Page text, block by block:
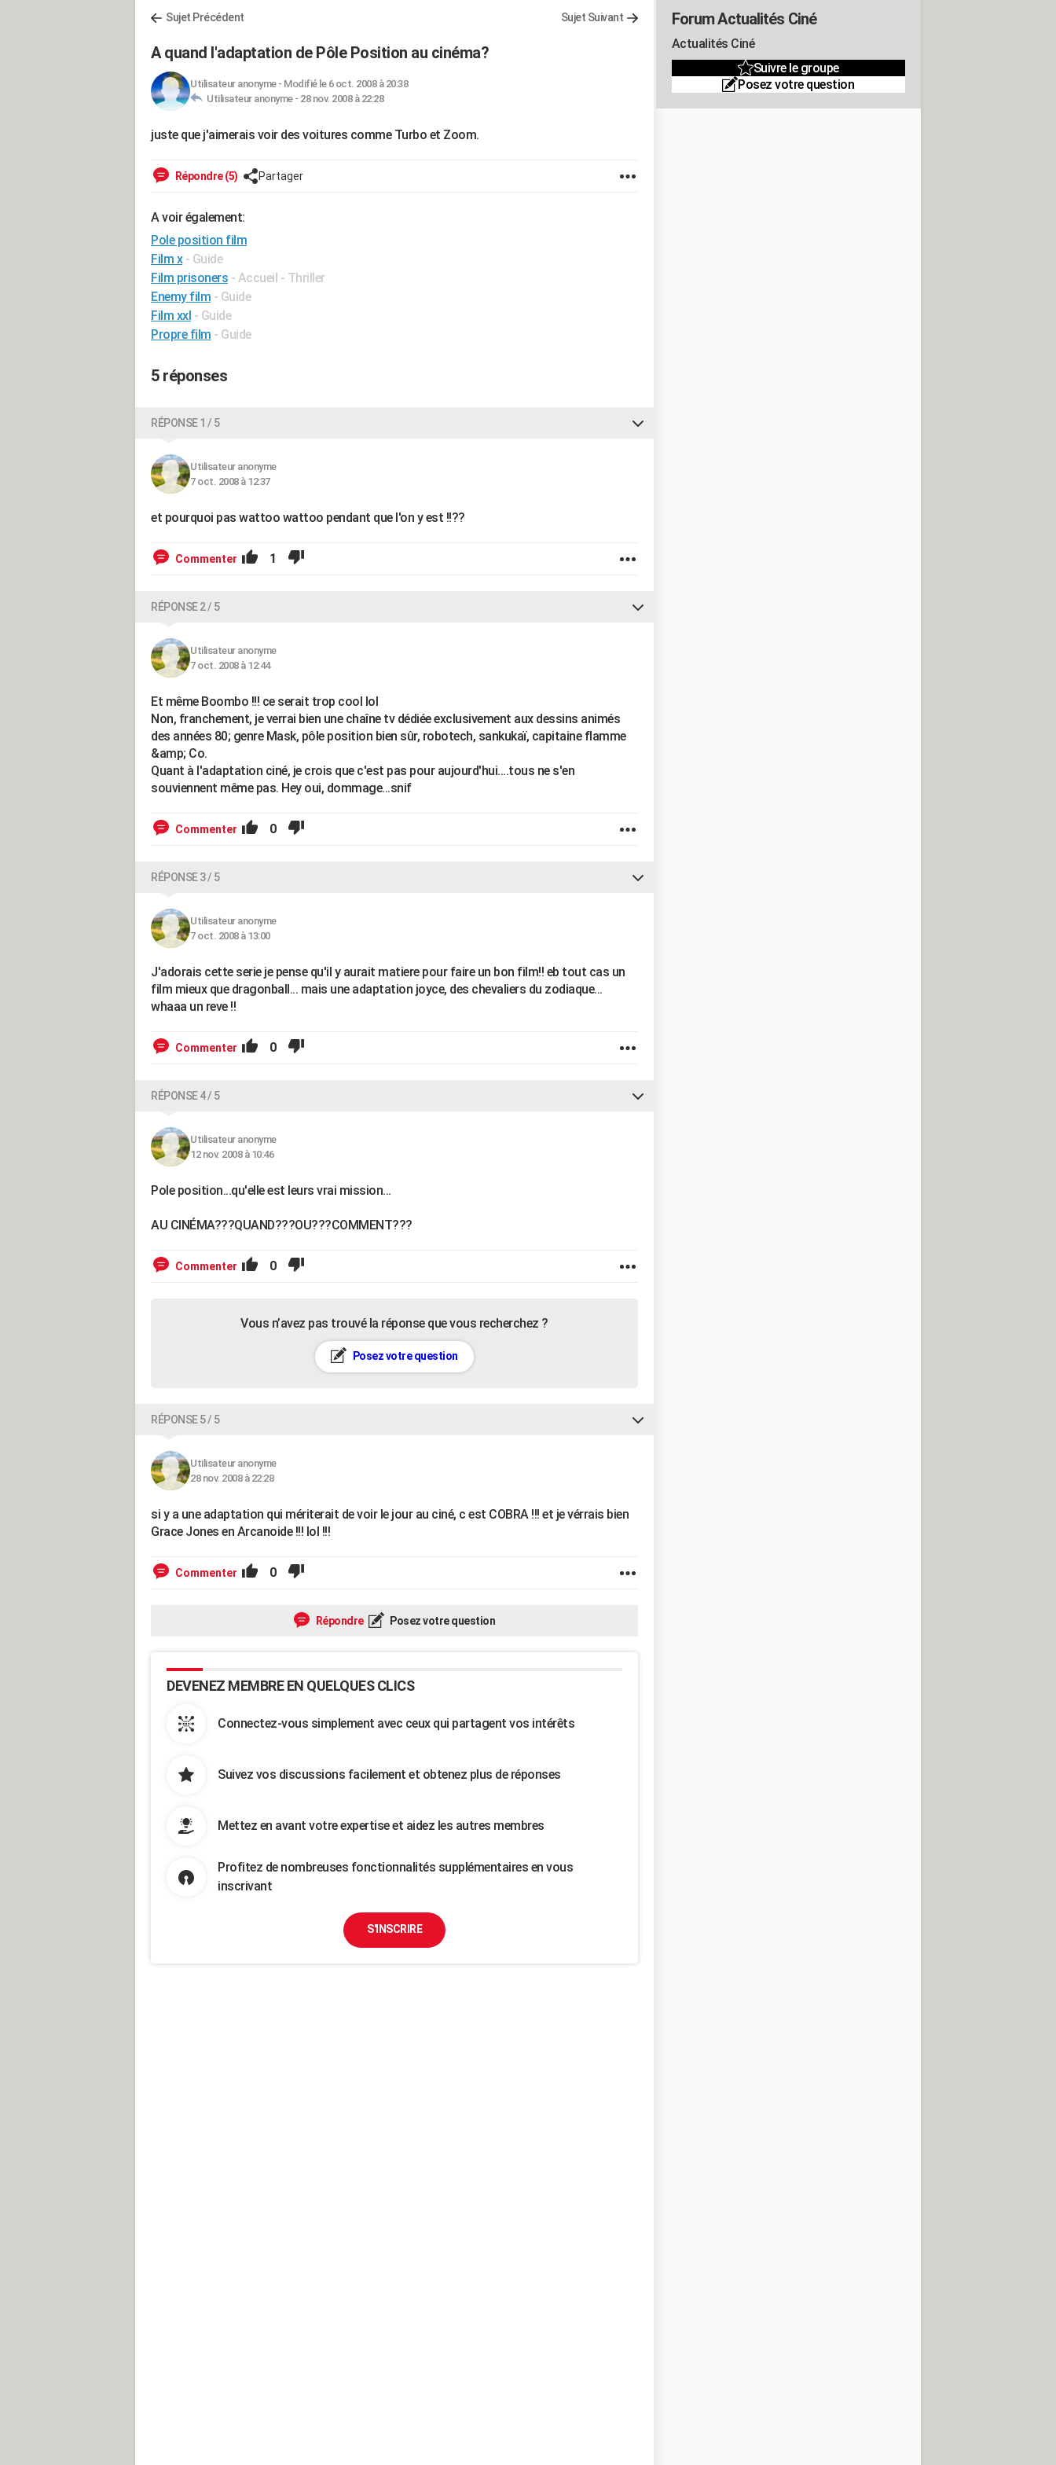
Sujet Précédent Sujet Suivant
A quand l'adaptation de Pôle Position au cinéma?
Utilisateur anonyme- Modifié le 6 oct. 2008 à 20:38
Utilisateur anonyme - 28 nov. 2008 à 22:28
juste que j'aimerais voir des voitures comme Turbo et Zoom.
Répondre (5) Partager
A voir également:
Pole position film
Film x - Guide
Film prisoners - Accueil - Thriller
Enemy film - Guide
Film xxl - Guide
Propre film - Guide
5 réponses
RÉPONSE 1 / 5
Utilisateur anonyme
7 oct. 2008 à 12:37
et pourquoi pas wattoo wattoo pendant que l'on y est !!??
Commenter 1
RÉPONSE 2 / 5
Utilisateur anonyme
7 oct. 2008 à 12:44
Et même Boombo !!! ce serait trop cool lol
Non, franchement, je verrai bien une chaîne tv dédiée exclusivement aux dessins animés
des années 80; genre Mask, pôle position bien sûr, robotech, sankukaï, capitaine flamme
&amp; Co.
Quant à l'adaptation ciné, je crois que c'est pas pour aujourd'hui....tous ne s'en
souviennent même pas. Hey oui, dommage...snif
Commenter 0
RÉPONSE 3 / 5
Utilisateur anonyme
7 oct. 2008 à 13:00
J'adorais cette serie je pense qu'il y aurait matiere pour faire un bon film!! eb tout cas un
film mieux que dragonball... mais une adaptation joyce, des chevaliers du zodiaque...
whaaa un reve !!
Commenter 0
RÉPONSE 4 / 5
Utilisateur anonyme
12 nov. 2008 à 10:46
Pole position...qu'elle est leurs vrai mission...
AU CINÉMA???QUAND???OU???COMMENT???
Commenter 0
Vous n’avez pas trouvé la réponse que vous recherchez ?
Posez votre question
RÉPONSE 5 / 5
Utilisateur anonyme
28 nov. 2008 à 22:28
si y a une adaptation qui mériterait de voir le jour au ciné, c est COBRA !!! et je vérrais bien
Grace Jones en Arcanoide !!! lol !!!
Commenter 0
Répondre Posez votre question
DEVENEZ MEMBRE EN QUELQUES CLICS
Connectez-vous simplement avec ceux qui partagent vos intérêts
Suivez vos discussions facilement et obtenez plus de réponses
Mettez en avant votre expertise et aidez les autres membres
Profitez de nombreuses fonctionnalités supplémentaires en vous
inscrivant
S'INSCRIRE
Forum Actualités Ciné
Actualités Ciné
Suivre le groupe
Posez votre question